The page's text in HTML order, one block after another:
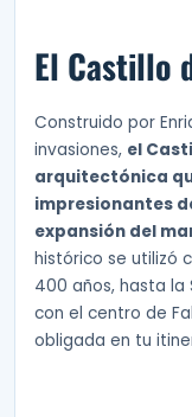
El Castillo
Construido por
invasiones, el
arquitectónica
impresionantes
expansión del
histórico se utilizó
400 años, hasta la
con el centro de
obligada en tu